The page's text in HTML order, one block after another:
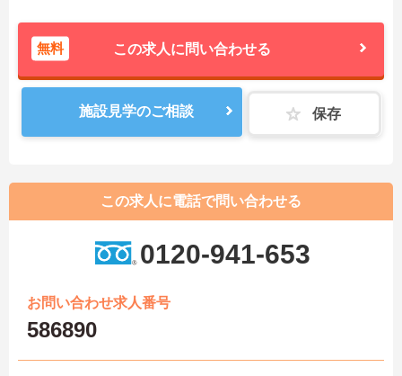
無料 この求人に問い合わせる
施設見学のご相談 保存
この求人に電話で問い合わせる
0120-941-653
お問い合わせ求人番号
586890